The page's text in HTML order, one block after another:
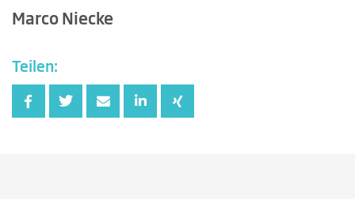
Marco Niecke
Teilen: